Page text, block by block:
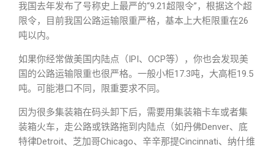
我国去年发布了号称史上最严的“9.21超限令”，根据这个超
限令，目前我国公路运输限重严格，基本上大柜限重在26
吨以内。
如果你经常做美国内陆点（IPI、OCP等），你也会发现美
国的公路运输限重也很严格。一般小柜17.3吨，大高柜19.5
吨。可能港口不同，限重要求不同。
因为很多集装箱在码头卸下后，需要用集装箱卡车或者集
装箱火车，走公路或铁路拖到内陆点（如丹佛Denver、底
特律Detroit、芝加哥Chicago、辛辛那提Cincinnati、纳什维